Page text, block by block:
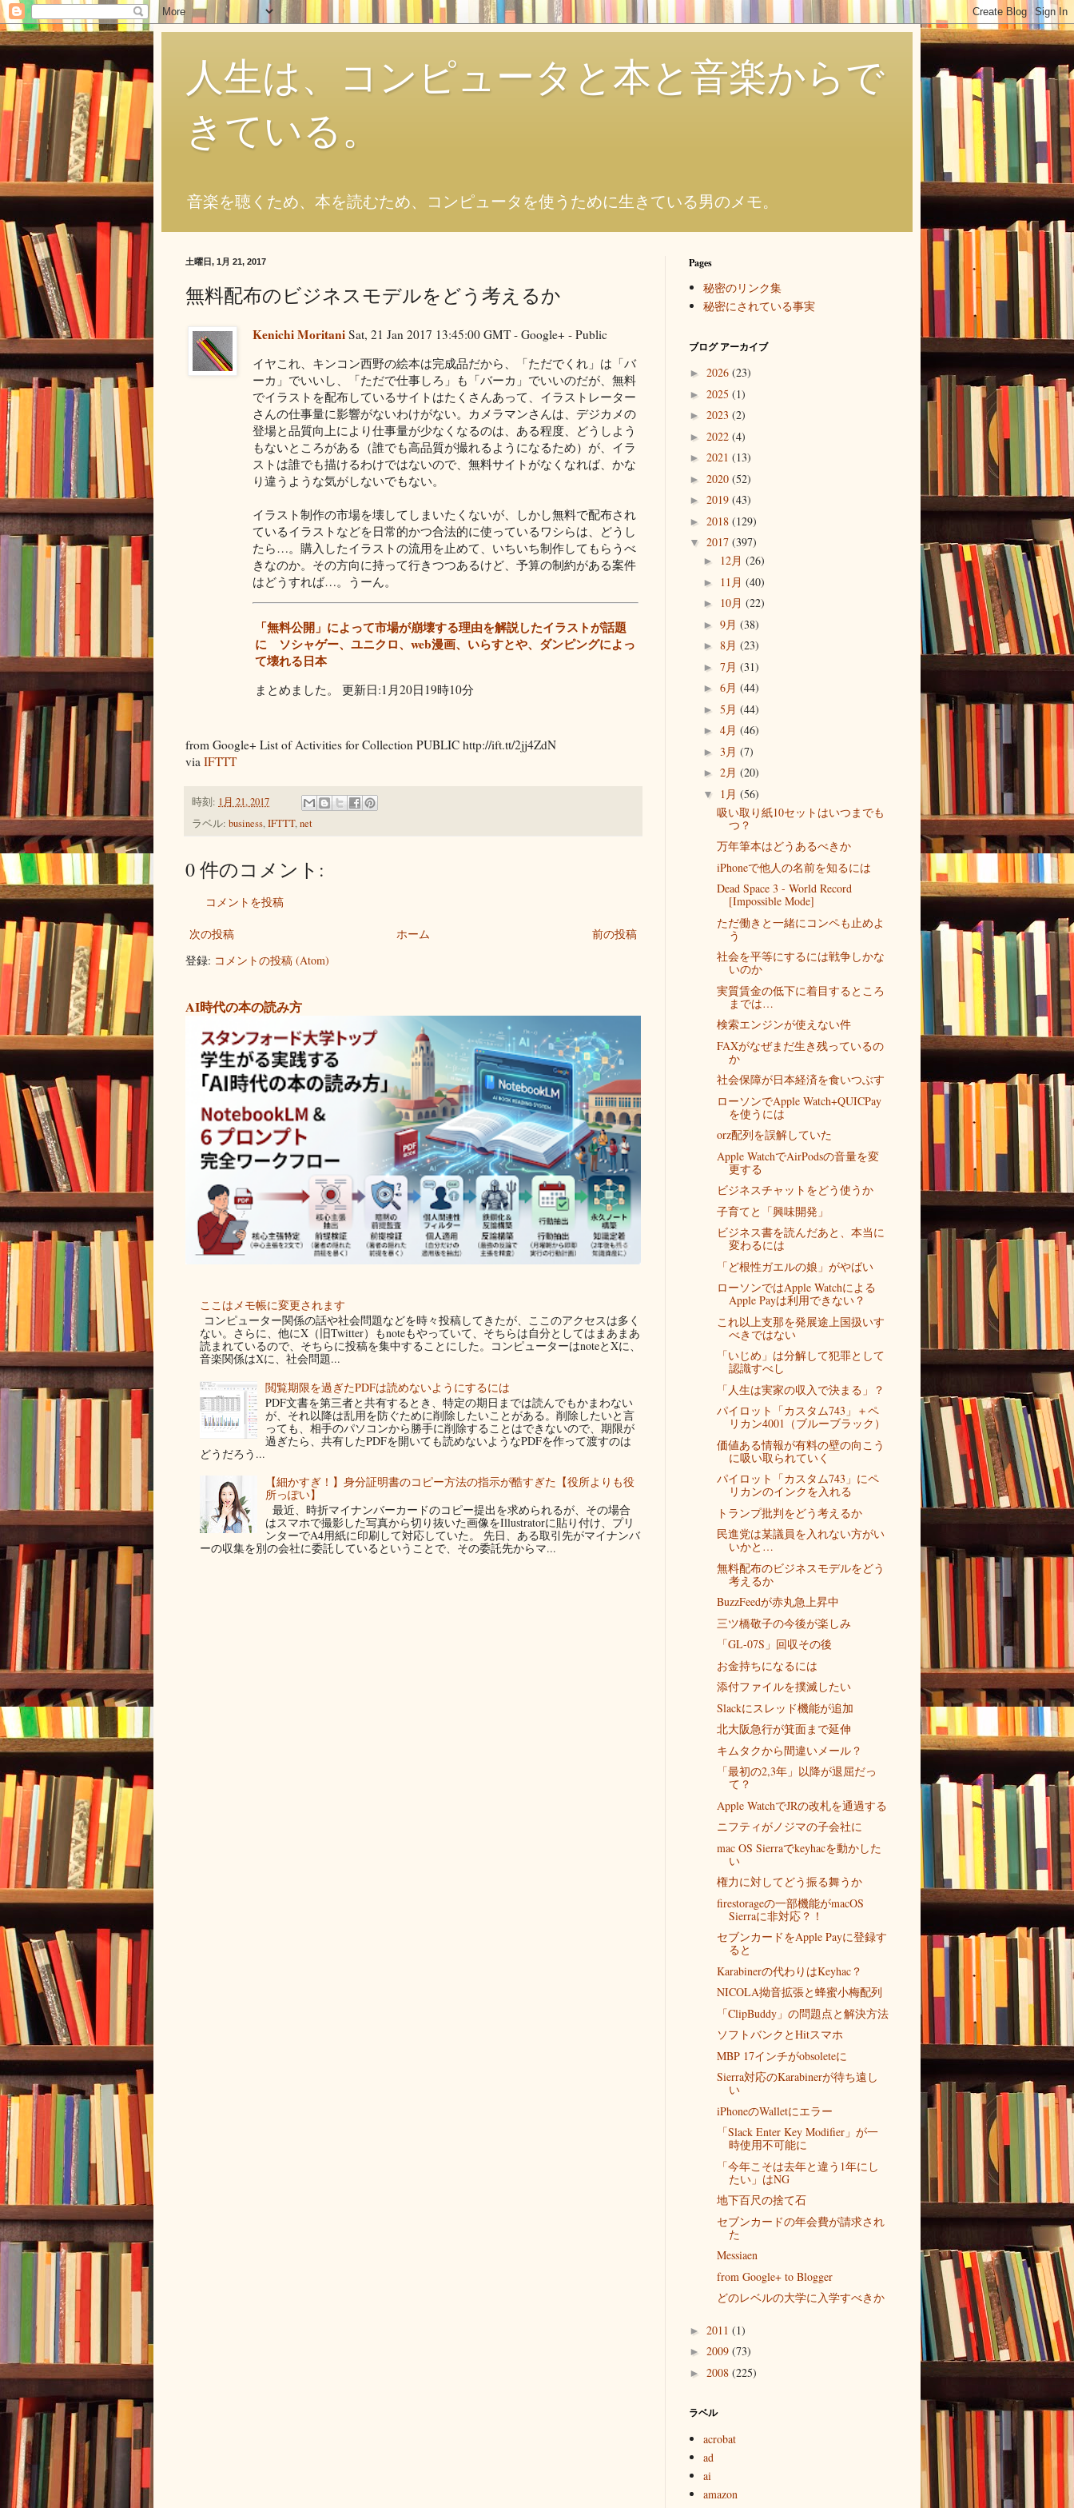
人生は、コンピュータと本と音楽からで
きている。
音楽を聴くため、本を読むため、コンピュータを使うために生きている男のメモ。
土曜日, 1月 21, 2017
無料配布のビジネスモデルをどう考えるか
Kenichi Moritani Sat, 21 Jan 2017 13:45:00 GMT - Google+ - Public
イヤこれ、キンコン西野の絵本は完成品だから、「ただでくれ」は「バ
ーカ」でいいし、「ただで仕事しろ」も「バーカ」でいいのだが、無料
でイラストを配布しているサイトはたくさんあって、イラストレーター
さんの仕事量に影響がないわけがない。カメラマンさんは、デジカメの
登場と品質向上により仕事量が少なくなるのは、ある程度、どうしよう
もないところがある（誰でも高品質が撮れるようになるため）が、イラ
ストは誰でも描けるわけではないので、無料サイトがなくなれば、かな
り違うような気がしないでもない。
イラスト制作の市場を壊してしまいたくないが、しかし無料で配布され
ているイラストなどを日常的かつ合法的に使っているワシらは、どうし
たら…。購入したイラストの流用を止めて、いちいち制作してもらうべ
きなのか。その方向に持って行きつつあるけど、予算の制約がある案件
はどうすれば…。うーん。
「無料公開」によって市場が崩壊する理由を解説したイラストが話題
に ソシャゲー、ユニクロ、web漫画、いらすとや、ダンピングによっ
て壊れる日本
まとめました。 更新日:1月20日19時10分
from Google+ List of Activities for Collection PUBLIC http://ift.tt/2jj4ZdN
via IFTTT
時刻: 1月 21, 2017
ラベル: business,IFTTT,net
0 件のコメント:
コメントを投稿
次の投稿 前の投稿
ホーム
登録: コメントの投稿 (Atom)
AI時代の本の読み方
ここはメモ帳に変更されます
コンピューター関係の話や社会問題などを時々投稿してきたが、ここのアクセスは多く
ない。さらに、他にX（旧Twitter）もnoteもやっていて、そちらは自分としてはまあまあ
読まれているので、そちらに投稿を集中することにした。コンピューターはnoteとXに、
音楽関係はXに、社会問題...
閲覧期限を過ぎたPDFは読めないようにするには
PDF文書を第三者と共有するとき、特定の期日までは読んでもかまわない
が、それ以降は乱用を防ぐために削除したいことがある。削除したいと言
っても、相手のパソコンから勝手に削除することはできないので、期限が
過ぎたら、共有したPDFを開いても読めないようなPDFを作って渡すのは
どうだろう...
【細かすぎ！】身分証明書のコピー方法の指示が酷すぎた【役所よりも役
所っぽい】
最近、時折マイナンバーカードのコピー提出を求められるが、その場合
はスマホで撮影した写真から切り抜いた画像をIllustratorに貼り付け、プリ
ンターでA4用紙に印刷して対応していた。 先日、ある取引先がマイナンバ
ーの収集を別の会社に委託しているということで、その委託先からマ...
Pages
秘密のリンク集
秘密にされている事実
ブログ アーカイブ
► 2026 (23)
► 2025 (1)
► 2023 (2)
► 2022 (4)
► 2021 (13)
► 2020 (52)
► 2019 (43)
► 2018 (129)
▼ 2017 (397)
► 12月 (26)
► 11月 (40)
► 10月 (22)
► 9月 (38)
► 8月 (23)
► 7月 (31)
► 6月 (44)
► 5月 (44)
► 4月 (46)
► 3月 (7)
► 2月 (20)
▼ 1月 (56)
吸い取り紙10セットはいつまでも
つ？
万年筆本はどうあるべきか
iPhoneで他人の名前を知るには
Dead Space 3 - World Record
[Impossible Mode]
ただ働きと一緒にコンペも止めよ
う
社会を平等にするには戦争しかな
いのか
実質賃金の低下に着目するところ
までは…
検索エンジンが使えない件
FAXがなぜまだ生き残っているの
か
社会保障が日本経済を食いつぶす
ローソンでApple Watch+QUICPay
を使うには
orz配列を誤解していた
Apple WatchでAirPodsの音量を変
更する
ビジネスチャットをどう使うか
子育てと「興味開発」
ビジネス書を読んだあと、本当に
変わるには
「ど根性ガエルの娘」がやばい
ローソンではApple Watchによる
Apple Payは利用できない？
これ以上支那を発展途上国扱いす
べきではない
「いじめ」は分解して犯罪として
認識すべし
「人生は実家の収入で決まる」？
パイロット「カスタム743」＋ペ
リカン4001（ブルーブラック）
価値ある情報が有料の壁の向こう
に吸い取られていく
パイロット「カスタム743」にペ
リカンのインクを入れる
トランプ批判をどう考えるか
民進党は某議員を入れない方がい
いかと…
無料配布のビジネスモデルをどう
考えるか
BuzzFeedが赤丸急上昇中
三ツ橋敬子の今後が楽しみ
「GL-07S」回収その後
お金持ちになるには
添付ファイルを撲滅したい
Slackにスレッド機能が追加
北大阪急行が箕面まで延伸
キムタクから間違いメール？
「最初の2,3年」以降が退屈だっ
て？
Apple WatchでJRの改札を通過する
ニフティがノジマの子会社に
mac OS Sierraでkeyhacを動かした
い
権力に対してどう振る舞うか
firestorageの一部機能がmacOS
Sierraに非対応？！
セブンカードをApple Payに登録す
ると
Karabinerの代わりはKeyhac？
NICOLA拗音拡張と蜂蜜小梅配列
「ClipBuddy」の問題点と解決方法
ソフトバンクとHitスマホ
MBP 17インチがobsoleteに
Sierra対応のKarabinerが待ち遠し
い
iPhoneのWalletにエラー
「Slack Enter Key Modifier」が一
時使用不可能に
「今年こそは去年と違う1年にし
たい」はNG
地下百尺の捨て石
セブンカードの年会費が請求され
た
Messiaen
from Google+ to Blogger
どのレベルの大学に入学すべきか
► 2011 (1)
► 2009 (73)
► 2008 (225)
ラベル
acrobat
ad
ai
amazon